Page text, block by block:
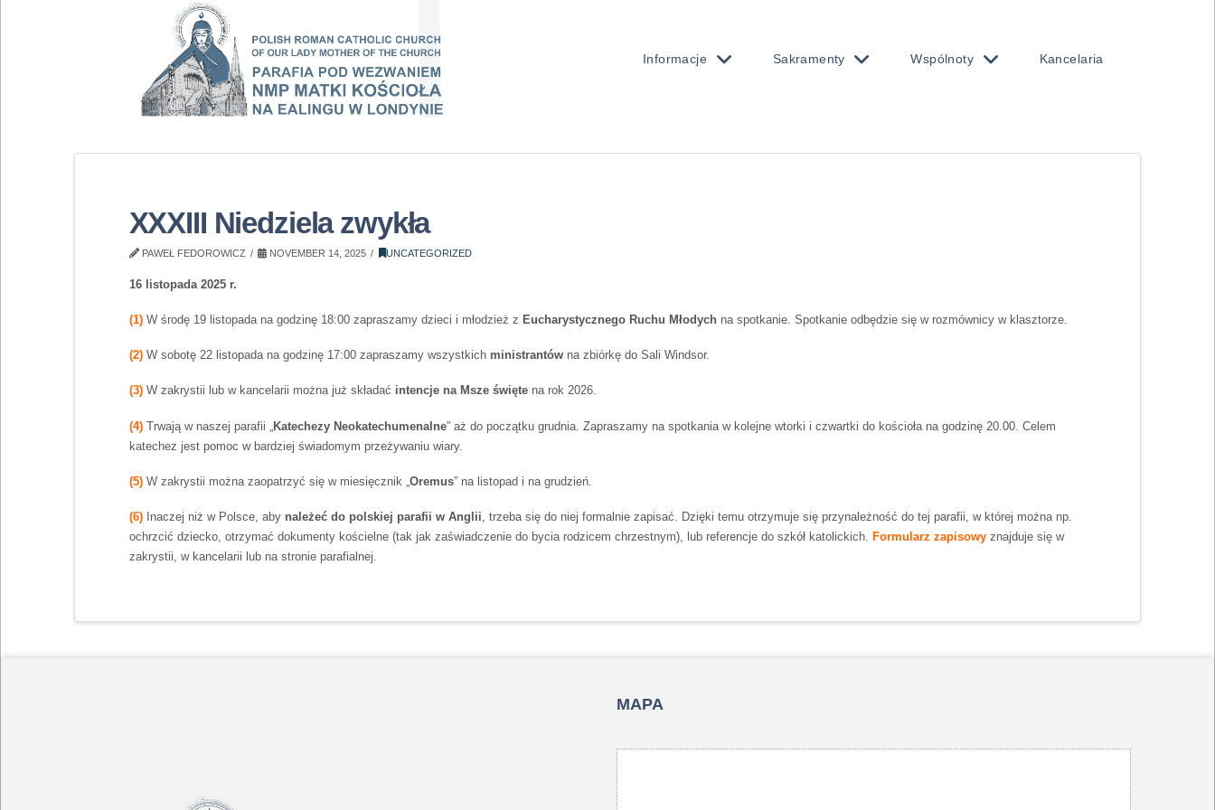
Informacje Sakramenty Wspólnoty Kancelaria
XXXIII Niedziela zwykła
PAWEŁ FEDOROWICZ NOVEMBER 14, 2025 UNCATEGORIZED
16 listopada 2025 r.
(1) W środę 19 listopada na godzinę 18:00 zapraszamy dzieci i młodzież z Eucharystycznego Ruchu Młodychna spotkanie. Spotkanie odbędzie się w rozmównicy w klasztorze.
(2) W sobotę 22 listopada na godzinę 17:00 zapraszamy wszystkich ministrantówna zbiórkę do Sali Windsor.
(3) W zakrystii lub w kancelarii można już składać intencje na Msze świętena rok 2026.
(4) Trwają w naszej parafii „ Katechezy Neokatechumenalne” aż do początku grudnia. Zapraszamy na spotkania w kolejne wtorki i czwartki do kościoła na godzinę 20.00. Celem
katechez jest pomoc w bardziej świadomym przeżywaniu wiary.
(5) W zakrystii można zaopatrzyć się w miesięcznik „ Oremus” na listopad i na grudzień.
(6) Inaczej niż w Polsce, aby należeć do polskiej parafii w Anglii , trzeba się do niej formalnie zapisać. Dzięki temu otrzymuje się przynależność do tej parafii, w której można np.
ochrzcić dziecko, otrzymać dokumenty kościelne (tak jak zaświadczenie do bycia rodzicem chrzestnym), lub referencje do szkół katolickich. Formularz zapisowyznajduje się w
zakrystii, w kancelarii lub na stronie parafialnej.
MAPA